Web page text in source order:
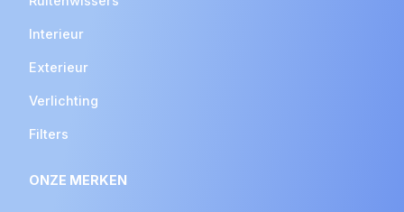
Interieur
Exterieur
Verlichting
Filters
ONZE MERKEN